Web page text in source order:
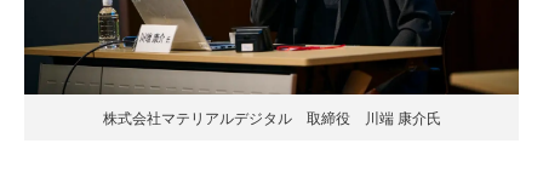
株式会社マテリアルデジタル 取締役 川端 康介氏